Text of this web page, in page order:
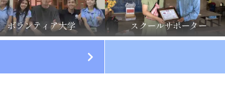
ボランティア大学 スクールサポーター